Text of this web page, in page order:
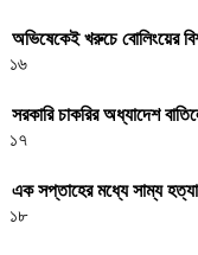
অভিষেকেই খরুচে বোলিংয়ের
১৬
সরকারি চাকরির অধ্যাদেশ
১৭
এক সপ্তাহের মধ্যে সাম্য
১৮